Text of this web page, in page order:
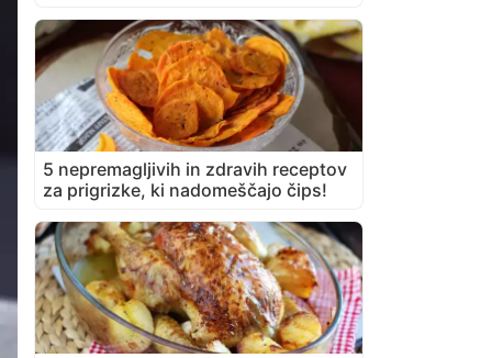
5 nepremagljivih in zdravih receptov
za prigrizke, ki nadomeščajo čips!